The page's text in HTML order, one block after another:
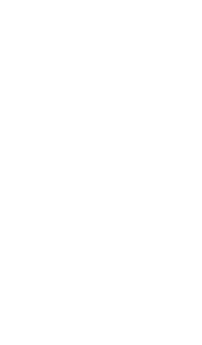
카 최저가를 찾는 사용
하며 인원수, 짐 공간, 보